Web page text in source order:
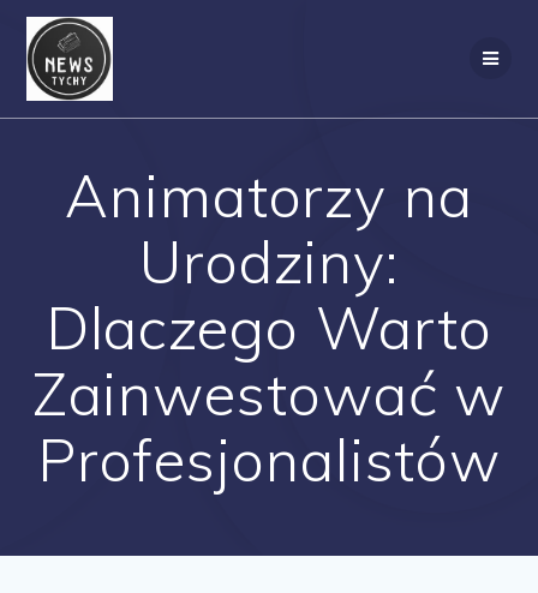
Animatorzy na
Urodziny:
Dlaczego Warto
Zainwestować w
Profesjonalistów